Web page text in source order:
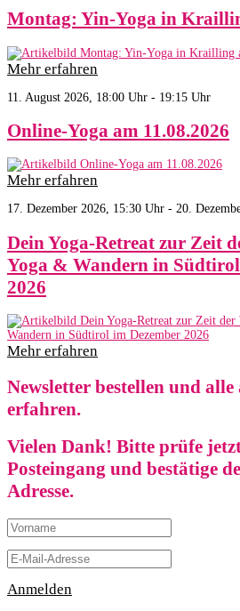
Montag: Yin-Yoga in
Mehr erfahren
11. August 2026, 18:00 Uhr - 19:15 Uhr
Online-Yoga am 11.08.2026
Mehr erfahren
17. Dezember 2026, 15:30 Uhr - 20.
Dein Yoga-Retreat zur Zeit
Yoga & Wandern in
2026
Mehr erfahren
Newsletter bestellen und
erfahren.
Vielen Dank! Bitte prüfe
Posteingang und bestätige
Adresse.
Anmelden